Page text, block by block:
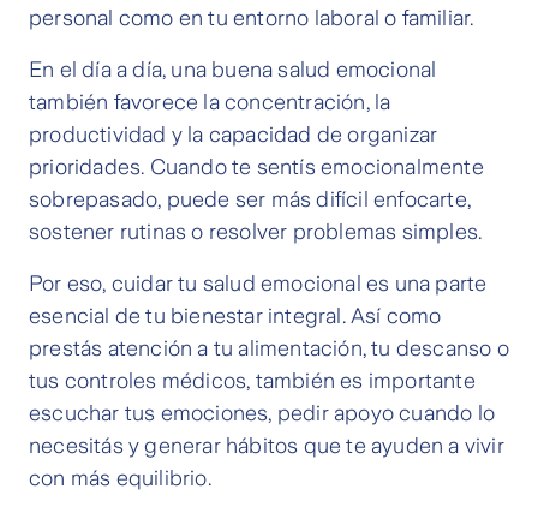
personal como en tu entorno laboral o familiar.
En el día a día, una buena salud emocional
también favorece la concentración, la
productividad y la capacidad de organizar
prioridades. Cuando te sentís emocionalmente
sobrepasado, puede ser más difícil enfocarte,
sostener rutinas o resolver problemas simples.
Por eso, cuidar tu salud emocional es una parte
esencial de tu bienestar integral. Así como
prestás atención a tu alimentación, tu descanso o
tus controles médicos, también es importante
escuchar tus emociones, pedir apoyo cuando lo
necesitás y generar hábitos que te ayuden a vivir
con más equilibrio.